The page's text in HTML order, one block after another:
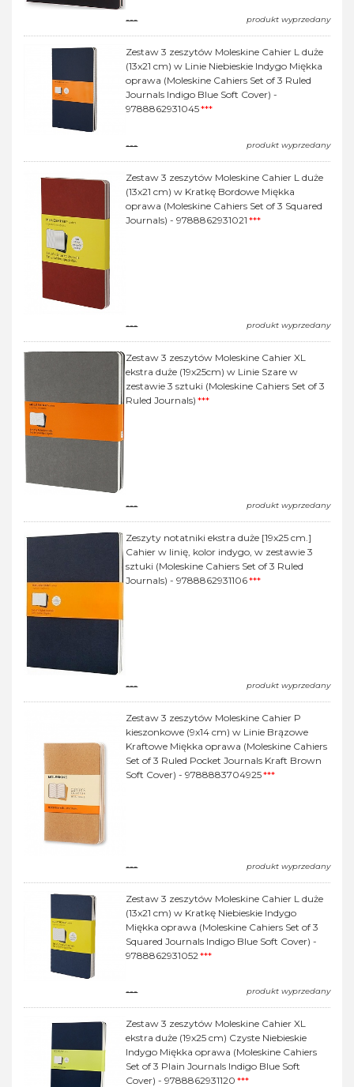
--- produkt wyprzedany
Zestaw 3 zeszytów Moleskine Cahier L duże
(13x21 cm) w Linie Niebieskie Indygo Miękka
oprawa (Moleskine Cahiers Set of 3 Ruled
Journals Indigo Blue Soft Cover) -
9788862931045***
--- produkt wyprzedany
Zestaw 3 zeszytów Moleskine Cahier L duże
(13x21 cm) w Kratkę Bordowe Miękka
oprawa (Moleskine Cahiers Set of 3 Squared
Journals) - 9788862931021 ***
--- produkt wyprzedany
Zestaw 3 zeszytów Moleskine Cahier XL
ekstra duże (19x25cm) w Linie Szare w
zestawie 3 sztuki (Moleskine Cahiers Set of 3
Ruled Journals) ***
--- produkt wyprzedany
Zeszyty notatniki ekstra duże [19x25 cm.]
Cahier w linię, kolor indygo, w zestawie 3
sztuki (Moleskine Cahiers Set of 3 Ruled
Journals) - 9788862931106***
--- produkt wyprzedany
Zestaw 3 zeszytów Moleskine Cahier P
kieszonkowe (9x14 cm) w Linie Brązowe
Kraftowe Miękka oprawa (Moleskine Cahiers
Set of 3 Ruled Pocket Journals Kraft Brown
Soft Cover) - 9788883704925***
--- produkt wyprzedany
Zestaw 3 zeszytów Moleskine Cahier L duże
(13x21 cm) w Kratkę Niebieskie Indygo
Miękka oprawa (Moleskine Cahiers Set of 3
Squared Journals Indigo Blue Soft Cover) -
9788862931052 ***
--- produkt wyprzedany
Zestaw 3 zeszytów Moleskine Cahier XL
ekstra duże (19x25 cm) Czyste Niebieskie
Indygo Miękka oprawa (Moleskine Cahiers
Set of 3 Plain Journals Indigo Blue Soft
Cover) - 9788862931120 ***